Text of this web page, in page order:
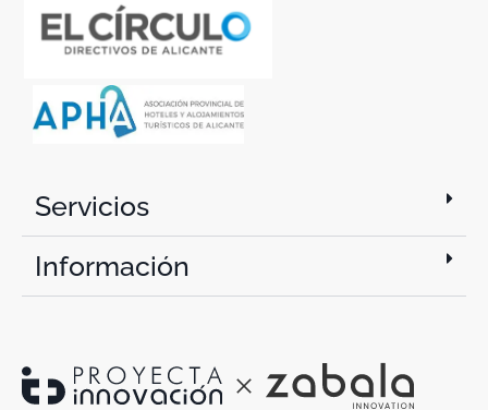
Servicios
Información